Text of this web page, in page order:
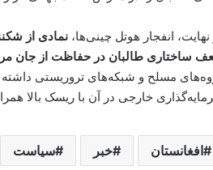
نهایت، انفجار هوتل چینی‌ها، نمادی از
ساختاری طالبان در حفاظت از جان
مسلح و شبکه‌های تروریستی داشته
خارجی در آن با ریسک بالا
افغانستان خبر سیاست